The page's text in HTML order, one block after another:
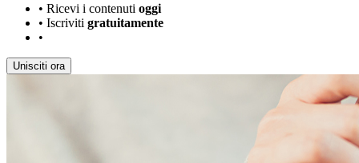
• Ricevi i contenuti oggi
• Iscriviti gratuitamente
•
Unisciti ora